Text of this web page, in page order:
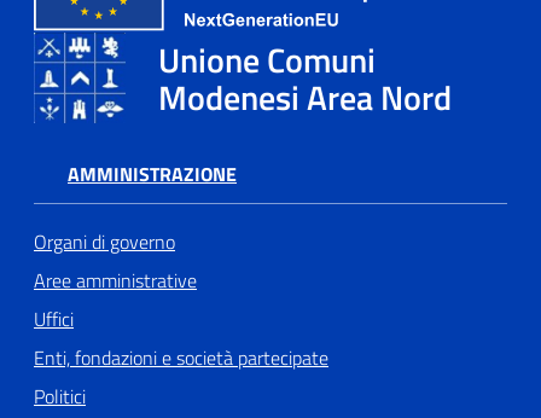
Unione Comuni
Modenesi Area Nord
AMMINISTRAZIONE
Organi di governo
Aree amministrative
Uffici
Enti, fondazioni e società partecipate
Politici